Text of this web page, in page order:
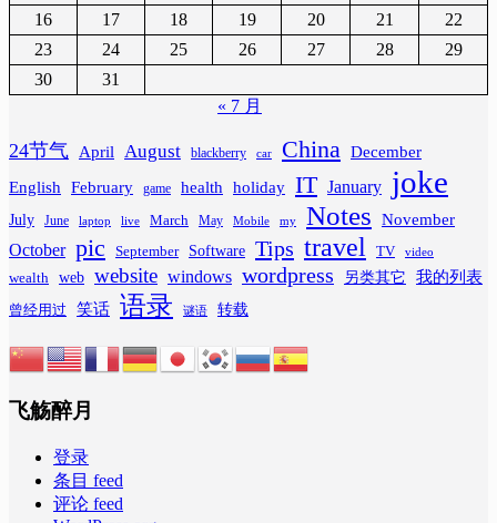
16
17 18 19 20 21
22
23
24 25 26 27 28
29
30
31
« 7 月
24节气 April August blackberry car China
December
English
February game health holiday IT January joke
July June laptop live March May Mobile my Notes November
October pic September Software Tips travel TV video
wealth web website windows wordpress 另类其它 我的列表
曾经用过 笑话 语录 谜语 转载
飞觞醉月
登录
条目 feed
评论 feed